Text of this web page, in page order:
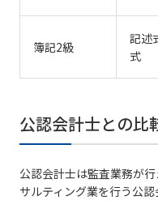
簿記2級
記述
式
公認会計士との比
公認会計士は監査業務が
サルティング業を行う公認